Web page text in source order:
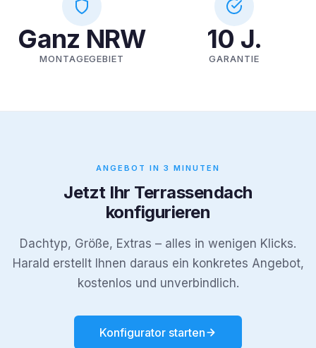
Ganz NRW
MONTAGEGEBIET
10 J.
GARANTIE
ANGEBOT IN 3 MINUTEN
Jetzt Ihr Terrassendach
konfigurieren
Dachtyp, Größe, Extras – alles in wenigen Klicks.
Harald erstellt Ihnen daraus ein konkretes Angebot,
kostenlos und unverbindlich.
Konfigurator starten